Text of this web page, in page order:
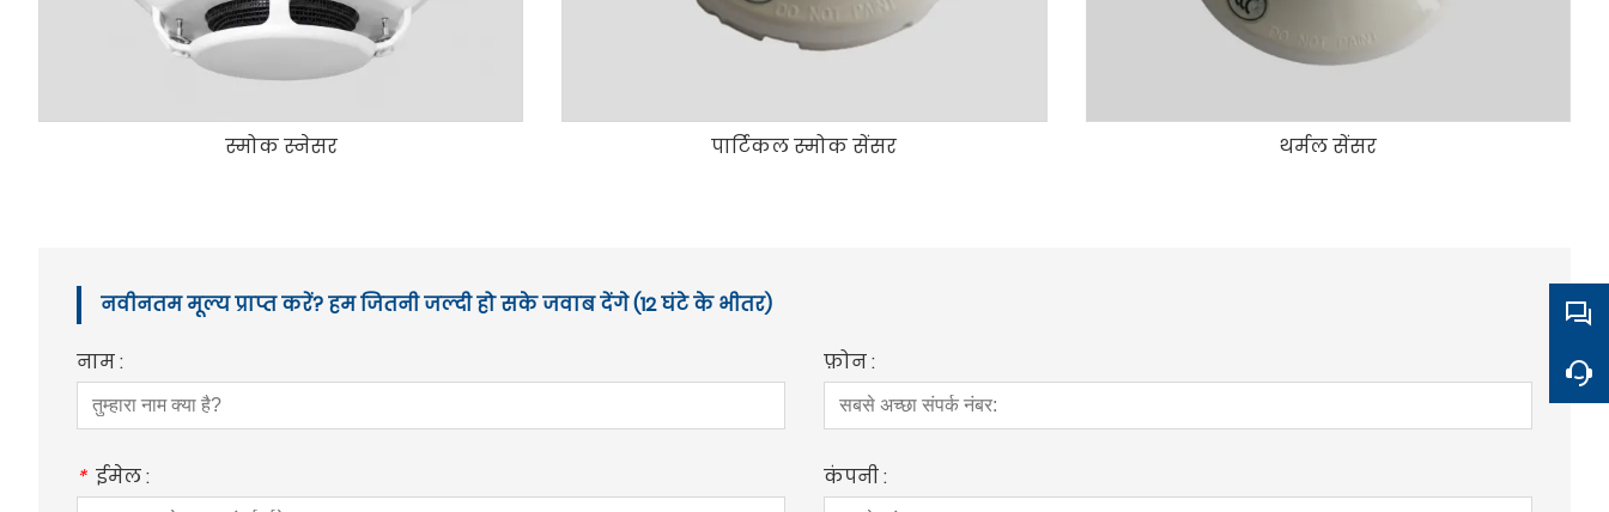
स्मोक स्नेसर पार्टिकल स्मोक सेंसर थर्मल सेंसर
नवीनतम मूल्य प्राप्त करें? हम जितनी जल्दी हो सके जवाब देंगे (12 घंटे के भीतर)
नाम : फ़ोन :
* ईमेल : कंपनी :